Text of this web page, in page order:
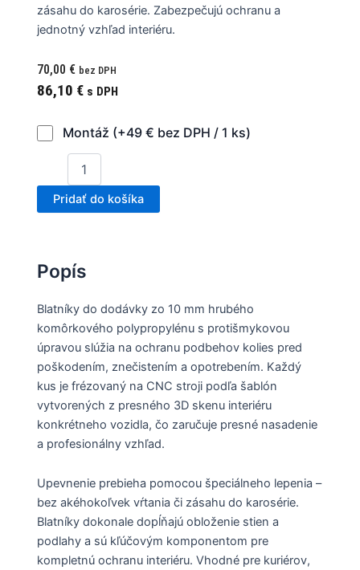
zásahu do karosérie. Zabezpečujú ochranu a
jednotný vzhľad interiéru.
70,00 € bez DPH
86,10 € s DPH
Montáž (+49 € bez DPH / 1 ks)
Pridať do košíka
Popís
Blatníky do dodávky zo 10 mm hrubého
komôrkového polypropylénu s protišmykovou
úpravou slúžia na ochranu podbehov kolies pred
poškodením, znečistením a opotrebením. Každý
kus je frézovaný na CNC stroji podľa šablón
vytvorených z presného 3D skenu interiéru
konkrétneho vozidla, čo zaručuje presné nasadenie
a profesionálny vzhľad.
Upevnenie prebieha pomocou špeciálneho lepenia –
bez akéhokoľvek vŕtania či zásahu do karosérie.
Blatníky dokonale dopĺňajú obloženie stien a
podlahy a sú kľúčovým komponentom pre
kompletnú ochranu interiéru. Vhodné pre kuriérov,